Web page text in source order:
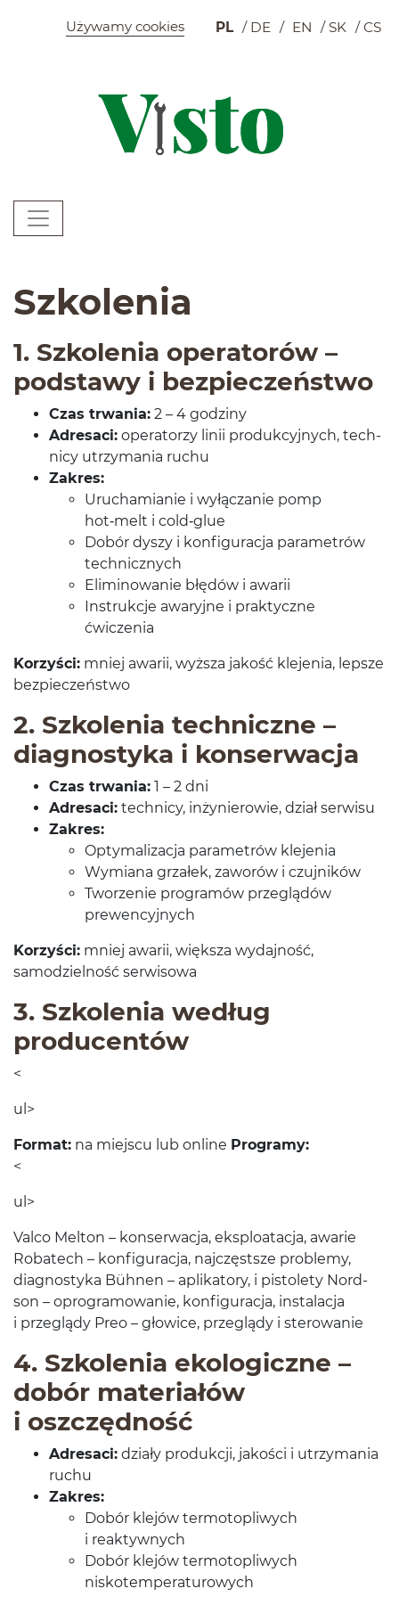
Szybkie menu
Używamy cookies PL DE EN SK CS
Menu główne
Szkolenia
1. Szkole­nia oper­a­torów –
pod­stawy i bezpieczeństwo
Czas trwa­nia: 2 – 4 godziny
Adresaci: oper­a­torzy linii pro­duk­cyjnych, tech­
nicy utrzy­ma­nia ruchu
Zakres:
Uruchami­anie i wyłączanie pomp
hot‑melt i cold‑glue
Dobór dyszy i kon­fig­u­racja para­metrów
technicznych
Elim­i­nowanie błędów i awarii
Instrukcje awaryjne i prak­ty­czne
ćwiczenia
Korzyści: mniej awarii, wyższa jakość kle­je­nia, lep­sze
bezpieczeństwo
2. Szkole­nia tech­niczne –
diag­nos­tyka i konserwacja
Czas trwa­nia: 1 – 2 dni
Adresaci: tech­nicy, inżynierowie, dział serwisu
Zakres:
Opty­mal­iza­cja para­metrów klejenia
Wymi­ana grza­łek, zaworów i czujników
Tworze­nie pro­gramów przeglądów
prewencyjnych
Korzyści: mniej awarii, więk­sza wyda­jność,
samodziel­ność serwisowa
3. Szkole­nia według
producentów
<
ul>
For­mat: na miejscu lub online Pro­gramy:
<
ul>
Valco Melton – kon­serwacja, eksploat­acja, awarie
Robat­ech – kon­fig­u­racja, najczęst­sze prob­lemy,
diag­nos­tyka Büh­nen – aplika­tory, i pis­to­lety Nord­
son – opro­gramowanie, kon­fig­u­racja, insta­lacja
i przeglądy Preo – głow­ice, przeglądy i sterowanie
4. Szkole­nia eko­log­iczne –
dobór mate­ri­ałów
i oszczędność
Adresaci: dzi­ały pro­dukcji, jakości i utrzy­ma­nia
ruchu
Zakres:
Dobór kle­jów ter­mo­to­pli­wych
i reaktywnych
Dobór kle­jów ter­mo­to­pli­wych
niskotemperaturowych